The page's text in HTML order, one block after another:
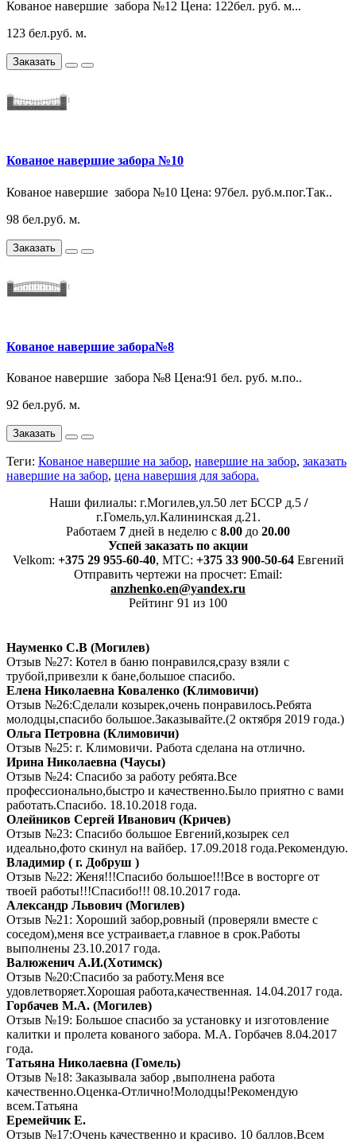
Кованое навершие забора №12 Цена: 122бел. руб. м...
123 бел.руб. м.
Заказать
Кованое навершие забора №10
Кованое навершие забора №10 Цена: 97бел. руб.м.пог.Так..
98 бел.руб. м.
Заказать
Кованое навершие забора№8
Кованое навершие забора №8 Цена:91 бел. руб. м.по..
92 бел.руб. м.
Заказать
Теги: Кованое навершие на забор, навершие на забор, заказать
навершие на забор, цена навершия для забора.
Наши филиалы: г.Могилев,ул.50 лет БССР д.5 /
г.Гомель,ул.Калининская д.21.
Работаем 7 дней в неделю с 8.00 до 20.00
Успей заказать по акции
Velkom: +375 29 955-60-40, MTC: +375 33 900-50-64Евгений
Отправить чертежи на просчет: Email:
anzhenko.en@yandex.ru
Рейтинг 91 из 100
Науменко С.В (Могилев)
Отзыв №27: Котел в баню понравился,сразу взяли с
трубой,привезли к бане,большое спасибо.
Елена Николаевна Коваленко (Климовичи)
Отзыв №26:Сделали козырек,очень понравилось.Ребята
молодцы,спасибо большое.Заказывайте.(2 октября 2019 года.)
Ольга Петровна (Климовичи)
Отзыв №25: г. Климовичи. Работа сделана на отлично.
Ирина Николаевна (Чаусы)
Отзыв №24: Спасибо за работу ребята.Все
профессионально,быстро и качественно.Было приятно с вами
работать.Спасибо. 18.10.2018 года.
Олейников Сергей Иванович (Кричев)
Отзыв №23: Спасибо большое Евгений,козырек сел
идеально,фото скинул на вайбер. 17.09.2018 года.Рекомендую.
Владимир ( г. Добруш )
Отзыв №22: Женя!!!Спасибо большое!!!Все в восторге от
твоей работы!!!Спасибо!!! 08.10.2017 года.
Александр Львович (Могилев)
Отзыв №21: Хороший забор,ровный (проверяли вместе с
соседом),меня все устраивает,а главное в срок.Работы
выполнены 23.10.2017 года.
Валюженич А.И.(Хотимск)
Отзыв №20:Спасибо за работу.Меня все
удовлетворяет.Хорошая работа,качественная. 14.04.2017 года.
Горбачев М.А. (Могилев)
Отзыв №19: Большое спасибо за установку и изготовление
калитки и пролета кованого забора. М.А. Горбачев 8.04.2017
года.
Татьяна Николаевна (Гомель)
Отзыв №18: Заказывала забор ,выполнена работа
качественно.Оценка-Отлично!Молодцы!Рекомендую
всем.Татьяна
Еремейчик Е.
Отзыв №17:Очень качественно и красиво. 10 баллов.Всем